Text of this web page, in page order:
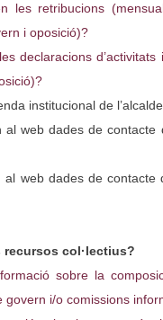
les retribucions
i oposició)?
declaracions
institucional de
web dades de contacte
web dades de contacte
col·lectius?
sobre la
govern i/o comissions